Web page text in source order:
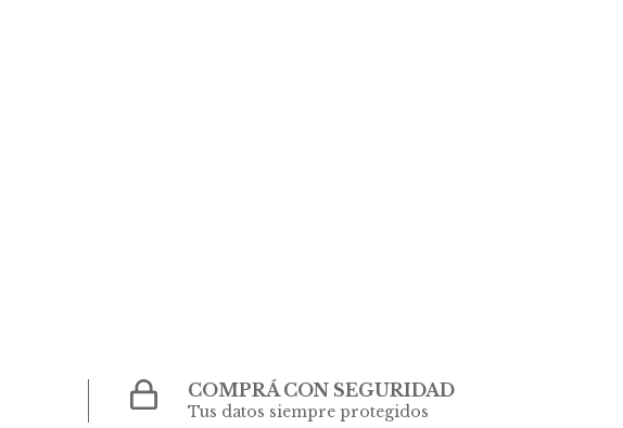
COMPRÁ CON SEGURIDAD
Tus datos siempre protegidos